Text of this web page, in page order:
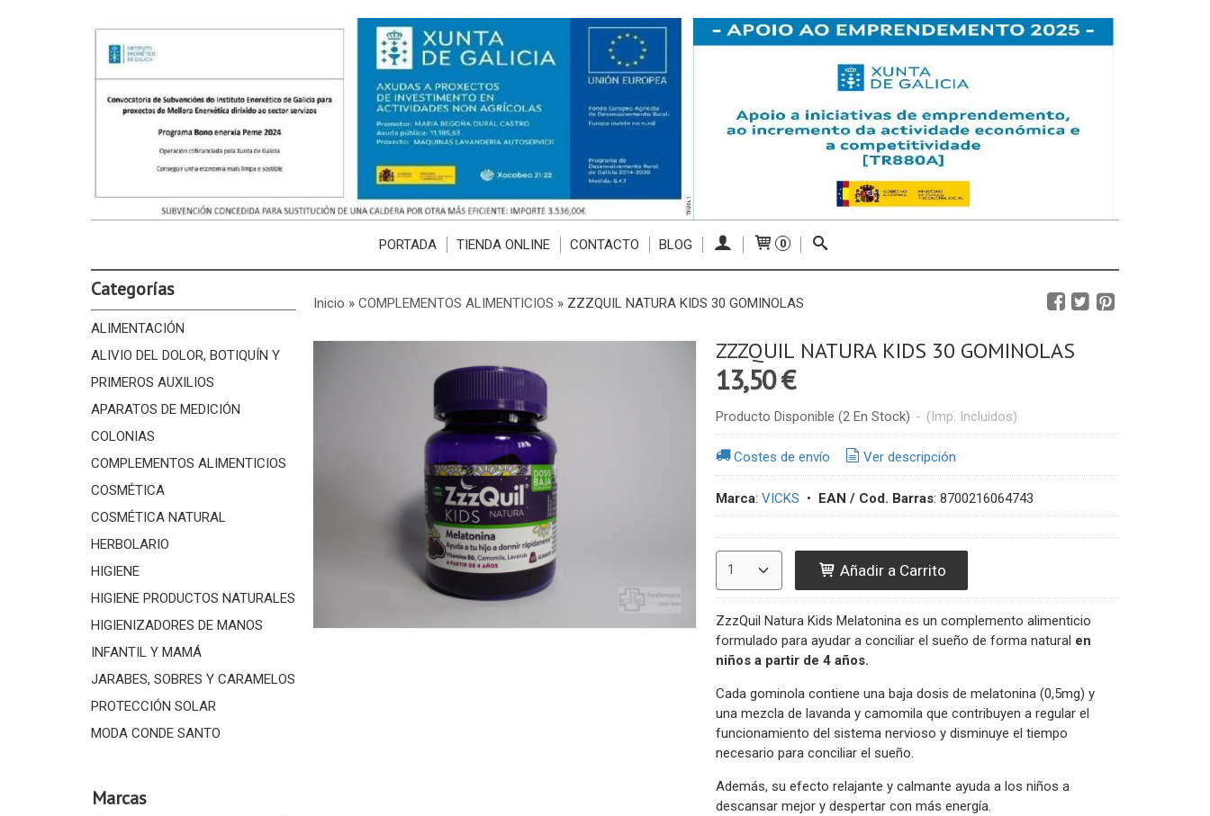
PORTADA TIENDA ONLINE CONTACTO BLOG 0
Categorías
ALIMENTACIÓN
ALIVIO DEL DOLOR, BOTIQUÍN Y
PRIMEROS AUXILIOS
APARATOS DE MEDICIÓN
COLONIAS
COMPLEMENTOS ALIMENTICIOS
COSMÉTICA
COSMÉTICA NATURAL
HERBOLARIO
HIGIENE
HIGIENE PRODUCTOS NATURALES
HIGIENIZADORES DE MANOS
INFANTIL Y MAMÁ
JARABES, SOBRES Y CARAMELOS
PROTECCIÓN SOLAR
MODA CONDE SANTO
Marcas
Inicio » COMPLEMENTOS ALIMENTICIOS » ZZZQUIL NATURA KIDS 30 GOMINOLAS
ZZZQUIL NATURA KIDS 30 GOMINOLAS
13,50 €
Producto Disponible (2 En Stock) - (Imp. Incluidos)
Costes de envío Ver descripción
Marca: VICKS • EAN / Cod. Barras: 8700216064743
Añadir a Carrito
ZzzQuil Natura Kids Melatonina es un complemento alimenticio
formulado para ayudar a conciliar el sueño de forma natural en
niños a partir de 4 años.
Cada gominola contiene una baja dosis de melatonina (0,5mg) y
una mezcla de lavanda y camomila que contribuyen a regular el
funcionamiento del sistema nervioso y disminuye el tiempo
necesario para conciliar el sueño.
Además, su efecto relajante y calmante ayuda a los niños a
descansar mejor y despertar con más energía.